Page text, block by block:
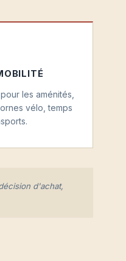
les aménités,
vélo, temps
d'achat,